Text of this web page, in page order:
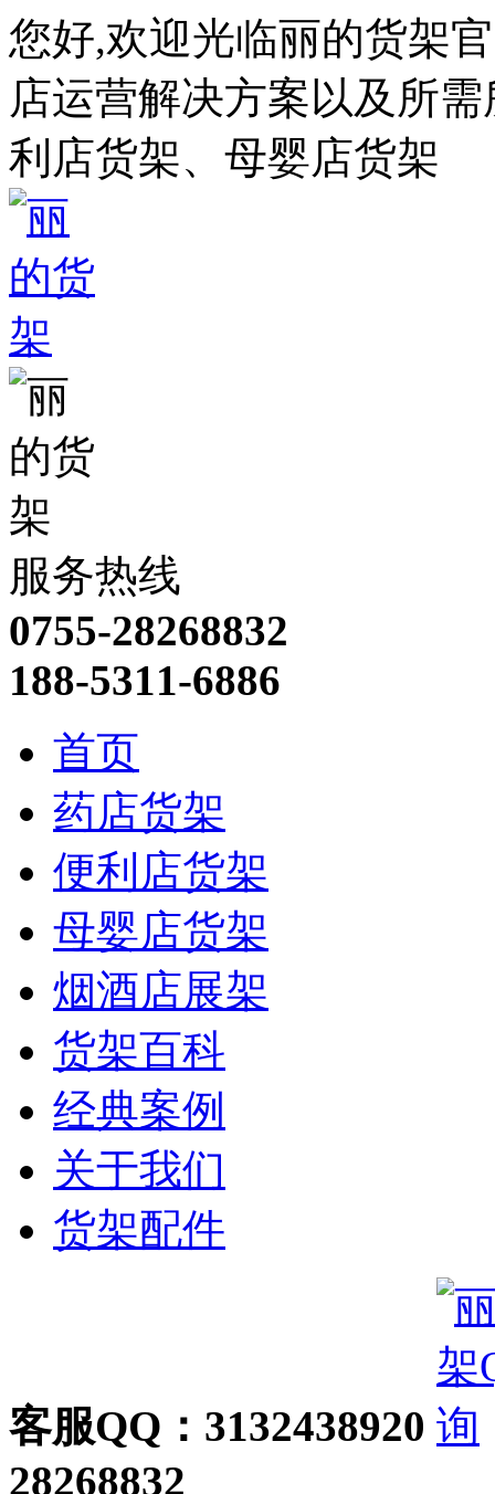
您好,欢迎光临丽的货架
店运营解决方案以及所
利店货架、母婴店货架
服务热线
0755-28268832
188-5311-6886
首页
药店货架
便利店货架
母婴店货架
烟酒店展架
货架百科
经典案例
关于我们
货架配件
客服QQ：3132438920
28268832